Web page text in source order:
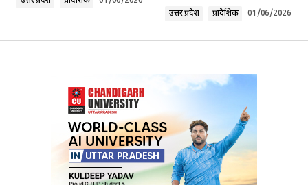
Your E-mail*
Submit Comment
उत्तर प्रदेश प्रादेशिक 01/06/2026